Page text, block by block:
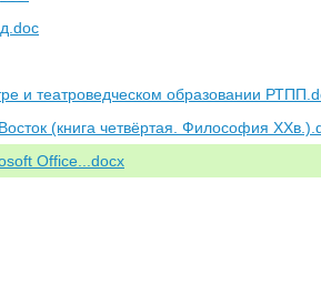
и театроведческом образовании
(книга четвёртая. Философия
Office...docx